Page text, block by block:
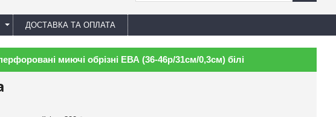
ДОСТАВКА ТА ОПЛАТА
миючі обрізні ЕВА (36-46р/31см/0,3см) білі